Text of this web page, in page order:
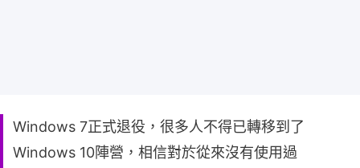
Windows 7正式退役，很多人不得已轉移到了
Windows 10陣營，相信對於從來沒有使用過